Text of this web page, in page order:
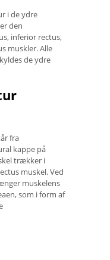
i de ydre
den
inferior rectus,
muskler. Alle
de ydre
fra
kappe på
trækker i
muskel. Ved
muskelens
som i form af